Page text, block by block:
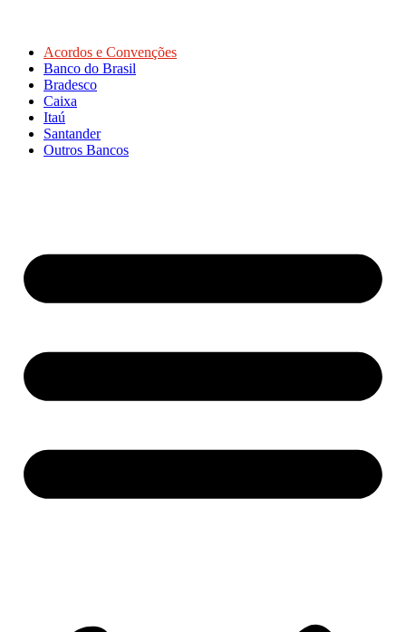
Acordos e Convenções
Banco do Brasil
Bradesco
Caixa
Itaú
Santander
Outros Bancos